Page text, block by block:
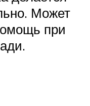
Может
при